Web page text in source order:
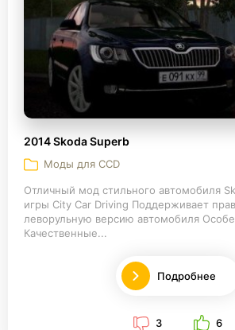
2014 Skoda Superb
Моды для CCD
Отличный мод стильного автомобиля
игры City Car Driving Поддерживает
леворульную версию автомобиля
Качественные...
Подробнее
3 6